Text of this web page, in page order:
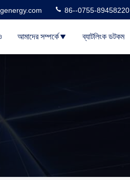
86--0755-89458220
আমাদের সম্পর্কে ব্যাটলিংক ডটকম